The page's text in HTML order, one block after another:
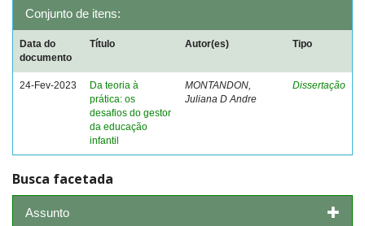
Conjunto de itens:
Data do
documento
Título Autor(es) Tipo
24-Fev-2023
Da teoria à
prática: os
desafios do gestor
da educação
infantil
MONTANDON,
Juliana D Andre
Dissertação
Busca facetada
Assunto